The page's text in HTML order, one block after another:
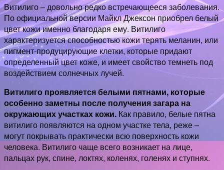
Витилиго – довольно редко встречающееся заболевания.
По официальной версии Майкл Джексон приобрел белый
цвет кожи именно благодаря ему. Витилиго
характеризуется способностью кожи терять меланин, или
пигмент-продуцирующие клетки, которые придают
определенный цвет коже, и имеет свойство темнеть под
воздействием солнечных лучей.
Витилиго проявляется белыми пятнами, которые
особенно заметны после получения загара на
окружающих участках кожи. Как правило, белые пятна
витилиго появляются на одном участке тела, реже –
могут покрывать практически всю поверхность кожи
человека. Витилиго чаще всего возникает на лице,
пальцах рук, спине, локтях, коленях, голенях и ступнях.